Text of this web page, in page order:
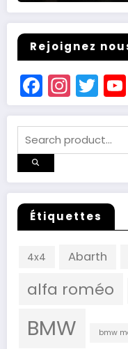
Rejoignez
Étiquettes
4x4 Abarth
alfa roméo
BMW bmw